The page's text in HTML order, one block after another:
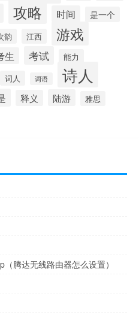
攻略 时间 是一个
韵 江西 游戏
生 考试 能力
词人 词语 诗人
释义 陆游 雅思
腾达无线路由器怎么设置）